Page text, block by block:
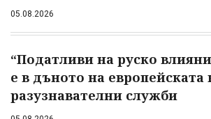
05.08.2026
“Податливи на руско
е в дъното на европейската
разузнавателни служби